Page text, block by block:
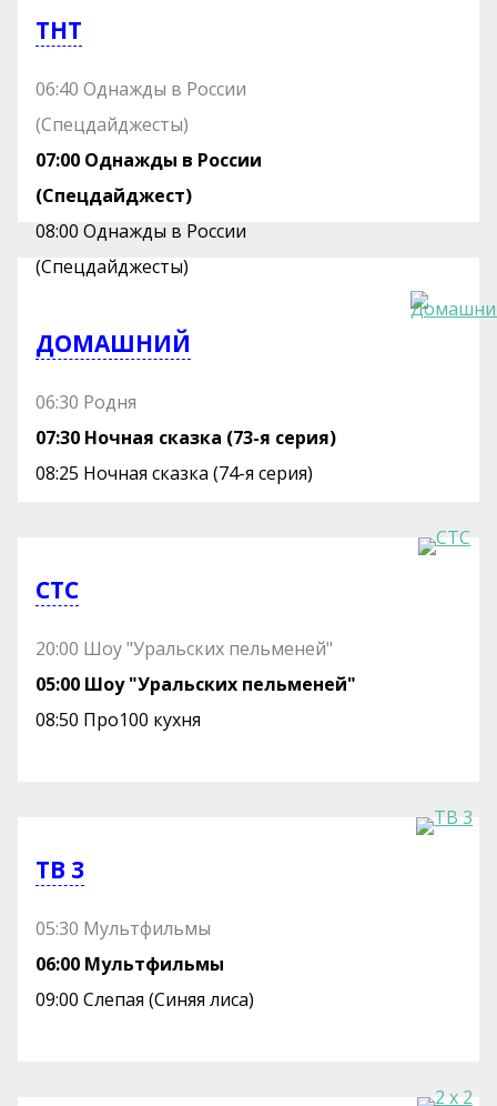
ТНТ
06:40 Однажды в России
(Спецдайджесты)
07:00 Однажды в России
(Спецдайджест)
08:00 Однажды в России
(Спецдайджесты)
ДОМАШНИЙ
06:30 Родня
07:30 Ночная сказка (73-я серия)
08:25 Ночная сказка (74-я серия)
СТС
20:00 Шоу "Уральских пельменей"
05:00 Шоу "Уральских пельменей"
08:50 Про100 кухня
ТВ 3
05:30 Мультфильмы
06:00 Мультфильмы
09:00 Слепая (Синяя лиса)